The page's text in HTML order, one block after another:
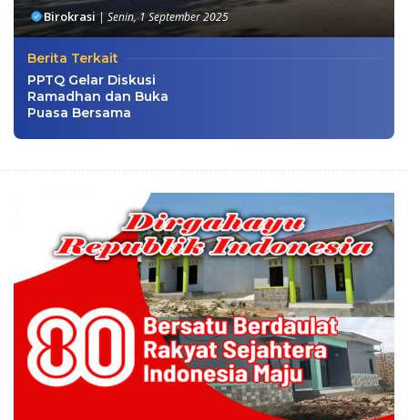
Birokrasi|Senin, 1 September 2025
Berita Terkait
PPTQ Gelar Diskusi
Ramadhan dan Buka
Puasa Bersama